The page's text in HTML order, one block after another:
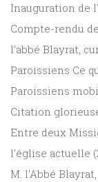
Inauguration de
Compte-rendu
l'abbé Blayrat,
Paroissiens Ce
Paroissiens
Citation
Entre deux
l'église actuelle
M. l'Abbé